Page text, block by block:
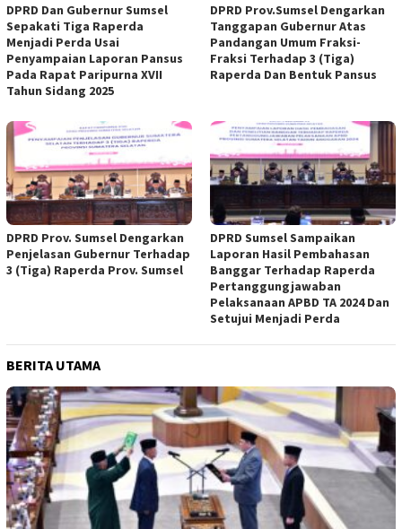
DPRD Dan Gubernur Sumsel
Sepakati Tiga Raperda
Menjadi Perda Usai
Penyampaian Laporan Pansus
Pada Rapat Paripurna XVII
Tahun Sidang 2025
DPRD Prov.Sumsel Dengarkan
Tanggapan Gubernur Atas
Pandangan Umum Fraksi-
Fraksi Terhadap 3 (Tiga)
Raperda Dan Bentuk Pansus
DPRD Prov. Sumsel Dengarkan
Penjelasan Gubernur Terhadap
3 (Tiga) Raperda Prov. Sumsel
DPRD Sumsel Sampaikan
Laporan Hasil Pembahasan
Banggar Terhadap Raperda
Pertanggungjawaban
Pelaksanaan APBD TA 2024 Dan
Setujui Menjadi Perda
BERITA UTAMA